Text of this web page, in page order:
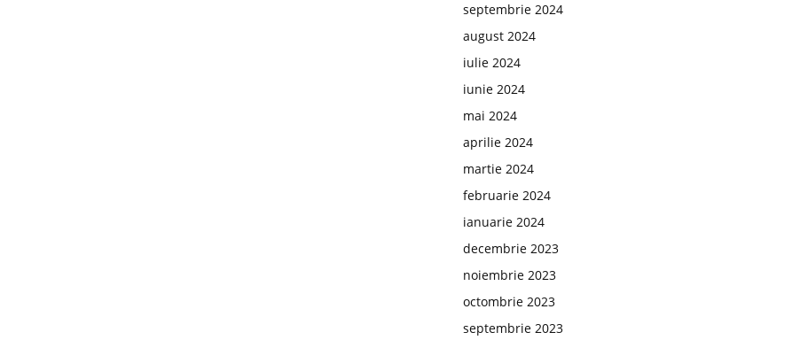
septembrie 2024
august 2024
iulie 2024
iunie 2024
mai 2024
aprilie 2024
martie 2024
februarie 2024
ianuarie 2024
decembrie 2023
noiembrie 2023
octombrie 2023
septembrie 2023